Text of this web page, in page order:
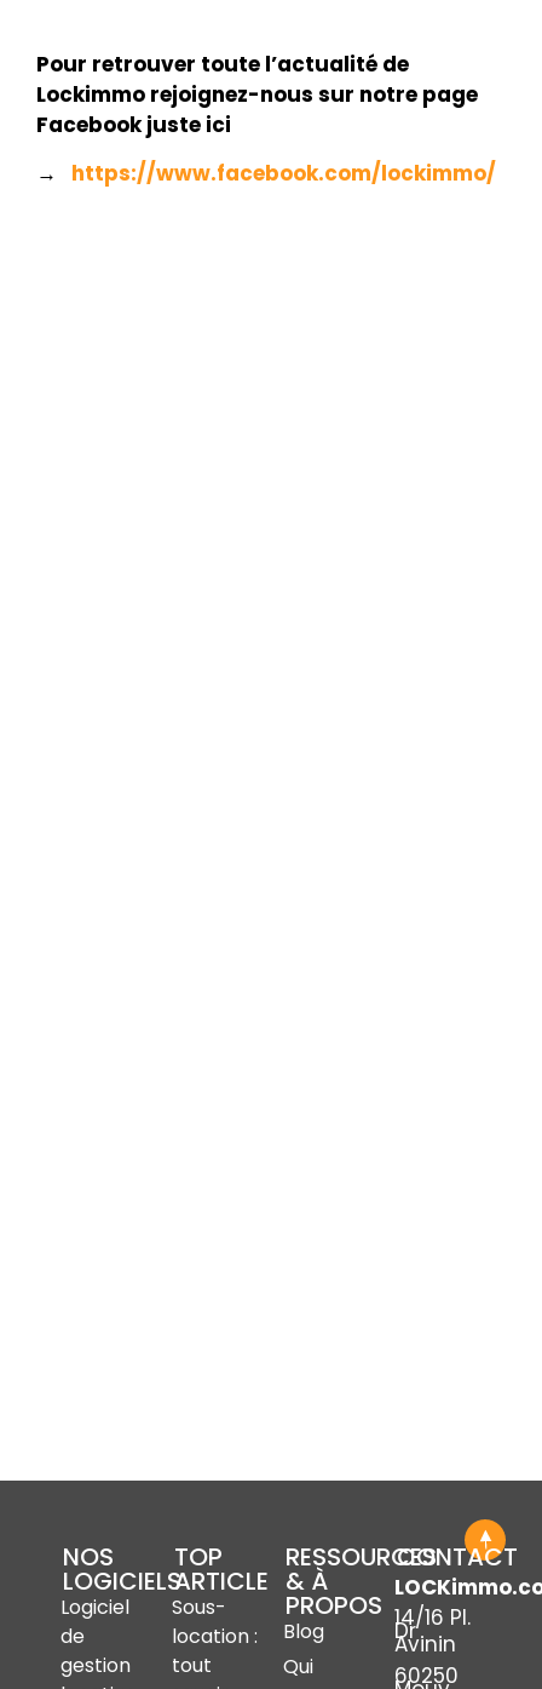
Pour retrouver toute l’actualité de
Lockimmo rejoignez-nous sur notre page
Facebook juste ici
→ https://www.facebook.com/lockimmo/
NOS
LOGICIELS
Logiciel
de
gestion
TOP
ARTICLE
Sous-
location :
tout
RESSOURCES
& À
PROPOS
Blog
Qui
CONTACT
14/16 Pl.
Dr
Avinin
60250